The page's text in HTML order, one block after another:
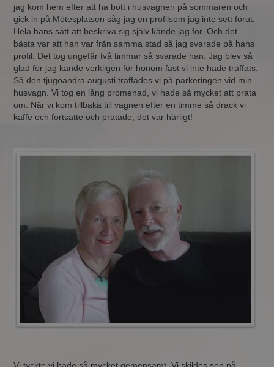
jag kom hem efter att ha bott i husvagnen på sommaren och
gick in på Mötesplatsen såg jag en profilsom jag inte sett förut.
Hela hans sätt att beskriva sig själv kände jag för. Och det
bästa var att han var från samma stad så jag svarade på hans
profil. Det tog ungefär två timmar så svarade han. Jag blev så
glad för jag kände verkligen för honom fast vi inte hade träffats.
Så den tjugoandra augusti träffades vi på parkeringen vid min
husvagn. Vi tog en lång promenad, vi hade så mycket att prata
om. När vi kom tillbaka till vagnen efter en timme så drack vi
kaffe och fortsatte och pratade, det var härligt!